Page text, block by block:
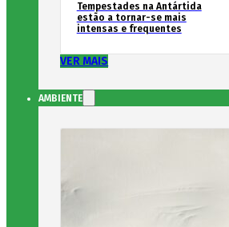
Tempestades na Antártida
estão a tornar-se mais
intensas e frequentes
VER MAIS
AMBIENTE